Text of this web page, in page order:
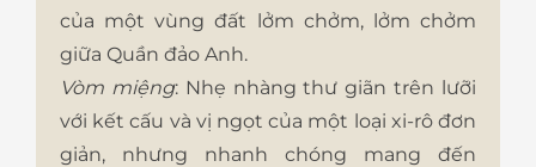
của một vùng đất lởm chởm, lởm chởm
giữa Quần đảo Anh.
Vòm miệng: Nhẹ nhàng thư giãn trên lưỡi
với kết cấu và vị ngọt của một loại xi-rô đơn
giản, nhưng nhanh chóng mang đến